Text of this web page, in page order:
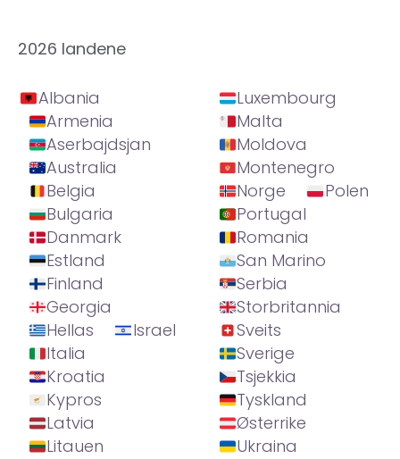
2026 landene
Albania
Armenia
Aserbajdsjan
Australia
Belgia
Bulgaria
Danmark
Estland
Finland
Georgia
Hellas
Israel
Italia
Kroatia
Kypros
Latvia
Litauen
Luxembourg
Malta
Moldova
Montenegro
Norge
Polen
Portugal
Romania
San Marino
Serbia
Storbritannia
Sveits
Sverige
Tsjekkia
Tyskland
Østerrike
Ukraina